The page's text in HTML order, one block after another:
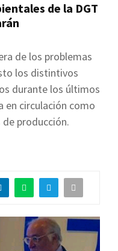
de la DGT
de los problemas
los distintivos
durante los últimos
en circulación como
producción.